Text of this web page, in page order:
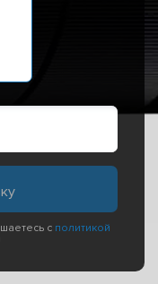
с политикой